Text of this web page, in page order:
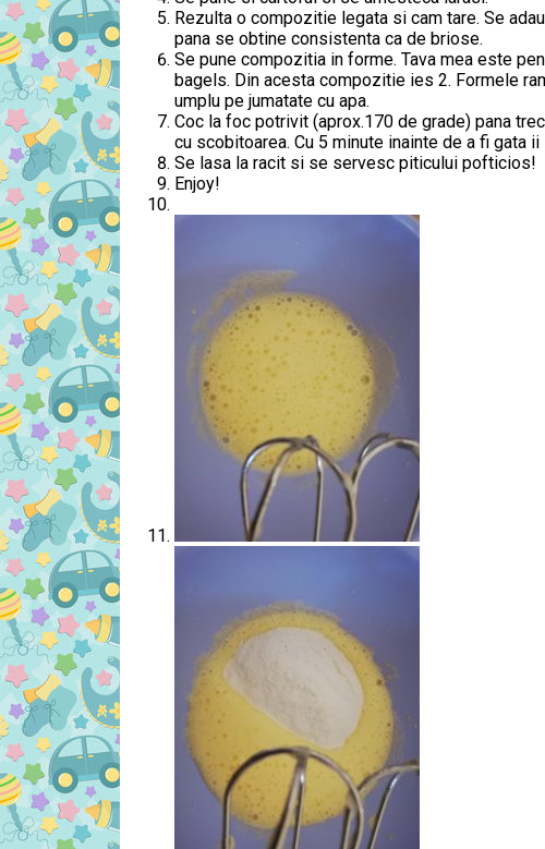
Rezulta o compozitie legata si cam tare. Se
pana se obtine consistenta ca de briose.
Se pune compozitia in forme. Tava mea este
bagels. Din acesta compozitie ies 2. Formele
umplu pe jumatate cu apa.
Coc la foc potrivit (aprox.170 de grade) pana
cu scobitoarea. Cu 5 minute inainte de a fi gata ii
Se lasa la racit si se servesc piticului pofticios!
Enjoy!